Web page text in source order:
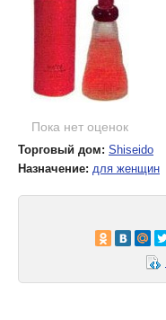
Пока нет оценок
Торговый дом: Shiseido
Назначение: для женщин